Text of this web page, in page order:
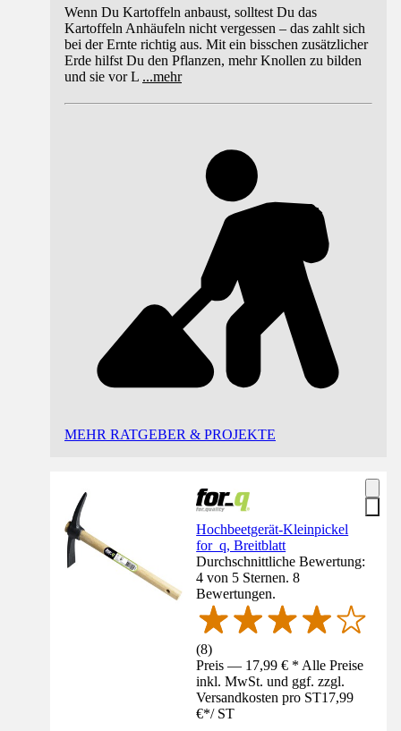
Wenn Du Kartoffeln anbaust, solltest Du das
Kartoffeln Anhäufeln nicht vergessen – das zahlt sich
bei der Ernte richtig aus. Mit ein bisschen zusätzlicher
Erde hilfst Du den Pflanzen, mehr Knollen zu bilden
und sie vor L ...mehr
MEHR RATGEBER & PROJEKTE
Hochbeetgerät-Kleinpickel
for_q, Breitblatt
Durchschnittliche Bewertung:
4 von 5 Sternen. 8
Bewertungen.
(8)
Preis — 17,99 € * Alle Preise
inkl. MwSt. und ggf. zzgl.
Versandkosten pro ST17,99
€*/ ST